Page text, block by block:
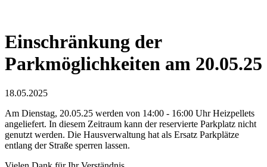
Einschränkung der
Parkmöglichkeiten am 20.05.25
18.05.2025
Am Dienstag, 20.05.25 werden von 14:00 - 16:00 Uhr Heizpellets
angeliefert. In diesem Zeitraum kann der reservierte Parkplatz nicht
genutzt werden. Die Hausverwaltung hat als Ersatz Parkplätze
entlang der Straße sperren lassen.